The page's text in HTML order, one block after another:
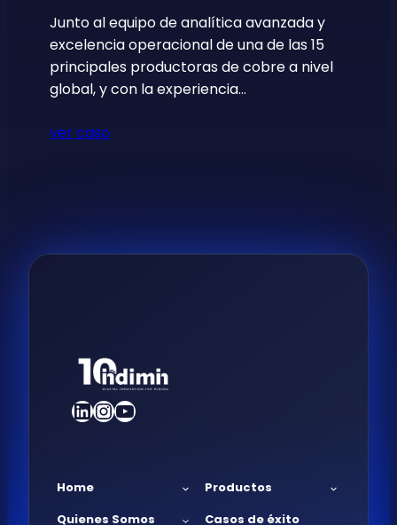
Junto al equipo de analítica avanzada y
excelencia operacional de una de las 15
principales productoras de cobre a nivel
global, y con la experiencia…
ver caso
LinkedIn
Instagram
YouTube
Home
Productos
Quienes Somos
Casos de éxito